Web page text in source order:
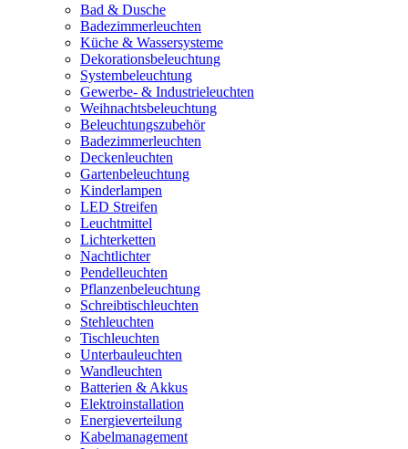
Bad & Dusche
Badezimmerleuchten
Küche & Wassersysteme
Dekorationsbeleuchtung
Systembeleuchtung
Gewerbe- & Industrieleuchten
Weihnachtsbeleuchtung
Beleuchtungszubehör
Badezimmerleuchten
Deckenleuchten
Gartenbeleuchtung
Kinderlampen
LED Streifen
Leuchtmittel
Lichterketten
Nachtlichter
Pendelleuchten
Pflanzenbeleuchtung
Schreibtischleuchten
Stehleuchten
Tischleuchten
Unterbauleuchten
Wandleuchten
Batterien & Akkus
Elektroinstallation
Energieverteilung
Kabelmanagement